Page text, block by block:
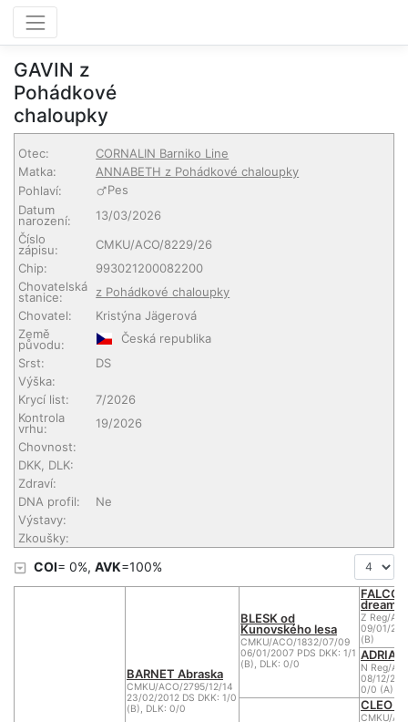
GAVIN z
Pohádkové
chaloupky
Otec:
CORNALIN Barniko Line
Matka:
ANNABETH z Pohádkové chaloupky
Pohlaví:
Pes
Datum
narození:
13/03/2026
Číslo
zápisu:
CMKU/ACO/8229/26
Chip:
993021200082200
Chovatelská
stanice:
z Pohádkové chaloupky
Chovatel:
Kristýna Jägerová
Země
původu:
Česká republika
Srst:
DS
Výška:
Krycí list:
7/2026
Kontrola
vrhu:
19/2026
Chovnost:
DKK, DLK:
Zdraví:
DNA profil:
Ne
Výstavy:
Zkoušky:
COI= 0%, AVK=100%
BARNET Abraska
CMKU/ACO/2795/12/14
23/02/2012 DS DKK: 1/0
(B), DLK: 0/0
BLESK od
Kunovského lesa
CMKU/ACO/1832/07/09
06/01/2007 PDS DKK: 1/1
(B), DLK: 0/0
FALCO
dream
Z Reg/
09/01/
(B)
N Reg/
08/12/
0/0 (A)
CLEO z
CMKU/